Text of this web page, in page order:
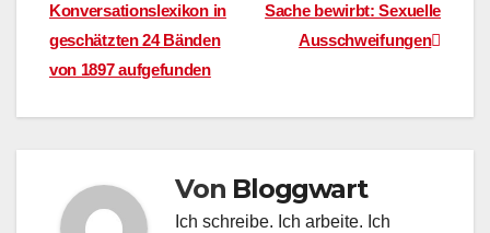
Sache bewirbt: Sexuelle
Ausschweifungen
Konversationslexikon in
geschätzten 24 Bänden
von 1897 aufgefunden
Von Bloggwart
Ich schreibe. Ich arbeite. Ich